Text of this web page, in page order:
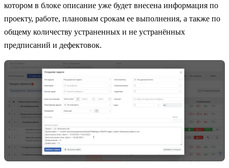
котором в блоке описание уже будет внесена информация по
проекту, работе, плановым срокам ее выполнения, а также по
общему количеству устраненных и не устранённых
предписаний и дефектовок.